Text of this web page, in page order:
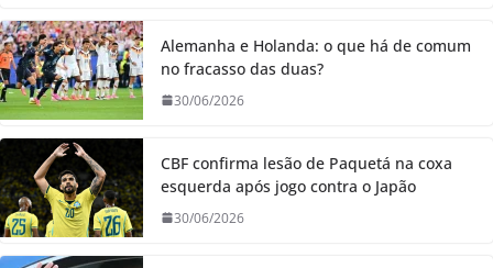
Alemanha e Holanda: o que há de comum
no fracasso das duas?
30/06/2026
CBF confirma lesão de Paquetá na coxa
esquerda após jogo contra o Japão
30/06/2026